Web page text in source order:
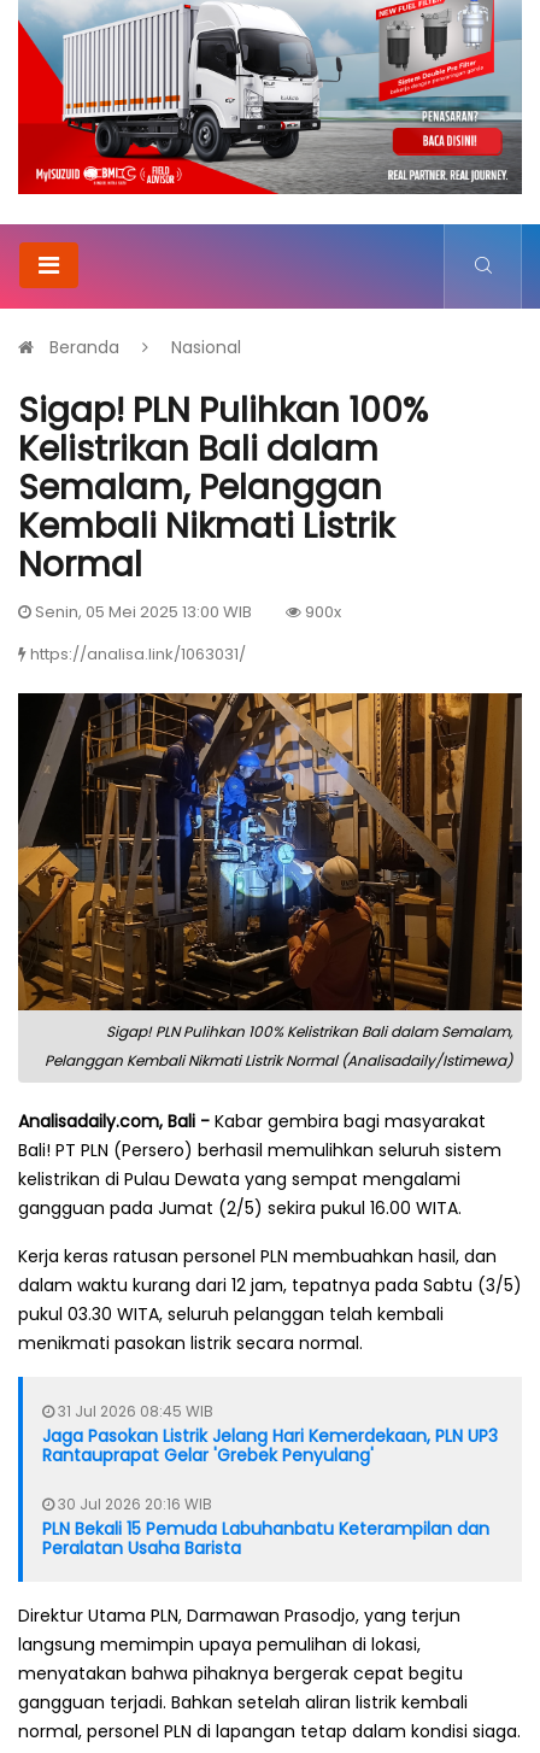
Beranda Nasional
Sigap! PLN Pulihkan 100%
Kelistrikan Bali dalam
Semalam, Pelanggan
Kembali Nikmati Listrik
Normal
Senin, 05 Mei 2025 13:00 WIB
900x
https://analisa.link/1063031/
Sigap! PLN Pulihkan 100% Kelistrikan Bali dalam Semalam,
Pelanggan Kembali Nikmati Listrik Normal (Analisadaily/Istimewa)
Analisadaily.com, Bali - Kabar gembira bagi masyarakat
Bali! PT PLN (Persero) berhasil memulihkan seluruh sistem
kelistrikan di Pulau Dewata yang sempat mengalami
gangguan pada Jumat (2/5) sekira pukul 16.00 WITA.
Kerja keras ratusan personel PLN membuahkan hasil, dan
dalam waktu kurang dari 12 jam, tepatnya pada Sabtu (3/5)
pukul 03.30 WITA, seluruh pelanggan telah kembali
menikmati pasokan listrik secara normal.
31 Jul 2026 08:45 WIB
Jaga Pasokan Listrik Jelang Hari Kemerdekaan, PLN UP3
Rantauprapat Gelar 'Grebek Penyulang'
30 Jul 2026 20:16 WIB
PLN Bekali 15 Pemuda Labuhanbatu Keterampilan dan
Peralatan Usaha Barista
Direktur Utama PLN, Darmawan Prasodjo, yang terjun
langsung memimpin upaya pemulihan di lokasi,
menyatakan bahwa pihaknya bergerak cepat begitu
gangguan terjadi. Bahkan setelah aliran listrik kembali
normal, personel PLN di lapangan tetap dalam kondisi siaga.